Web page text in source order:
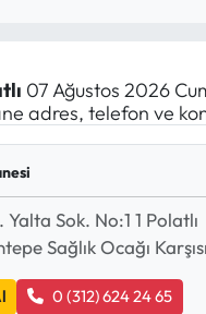
07 Ağustos 2026
adres, telefon ve
Sok. No:1 1 Polatlı
Sağlık Ocağı
0 (312) 624 24 65